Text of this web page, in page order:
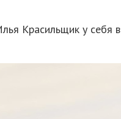
Красильщик у себя в